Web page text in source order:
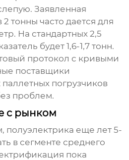
Заявленная
тонны часто дается для
На стандартных 2,5
будет 1,6-1,7 тонн.
протокол с кривыми
поставщики
погрузчиков
проблем.
с рынком
полуэлектрика еще лет 5-
в сегменте среднего
пока